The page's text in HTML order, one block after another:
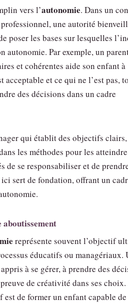
vers l’autonomie. Dans un
une autorité
poser les bases sur lesquelles
autonomie. Par exemple, un
et cohérentes aide son enfant à
acceptable et ce qui ne l’est pas,
des décisions dans un cadre
qui établit des objectifs
les méthodes pour les
de se responsabiliser et de
sert de fondation, offrant un
aboutissement
représente souvent l’objectif
éducatifs ou managériaux.
à se gérer, à prendre des
de créativité dans ses choix.
est de former un enfant capable de